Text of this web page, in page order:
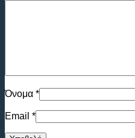
Όνομα *
Email *